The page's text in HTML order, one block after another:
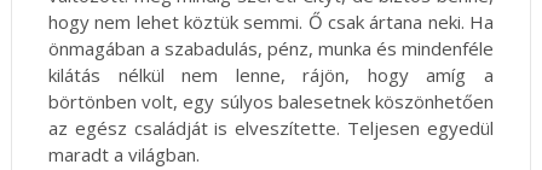
hogy nem lehet köztük semmi. Ő csak ártana neki. Ha
önmagában a szabadulás, pénz, munka és mindenféle
kilátás nélkül nem lenne, rájön, hogy amíg a
börtönben volt, egy súlyos balesetnek köszönhetően
az egész családját is elveszítette. Teljesen egyedül
maradt a világban.